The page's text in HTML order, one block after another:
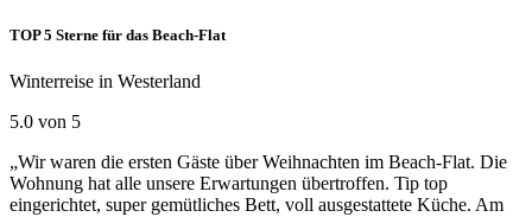
TOP 5 Sterne für das Beach-Flat
Winterreise in Westerland
5.0 von 5
„Wir waren die ersten Gäste über Weihnachten im Beach-Flat. Die
Wohnung hat alle unsere Erwartungen übertroffen. Tip top
eingerichtet, super gemütliches Bett, voll ausgestattete Küche. Am